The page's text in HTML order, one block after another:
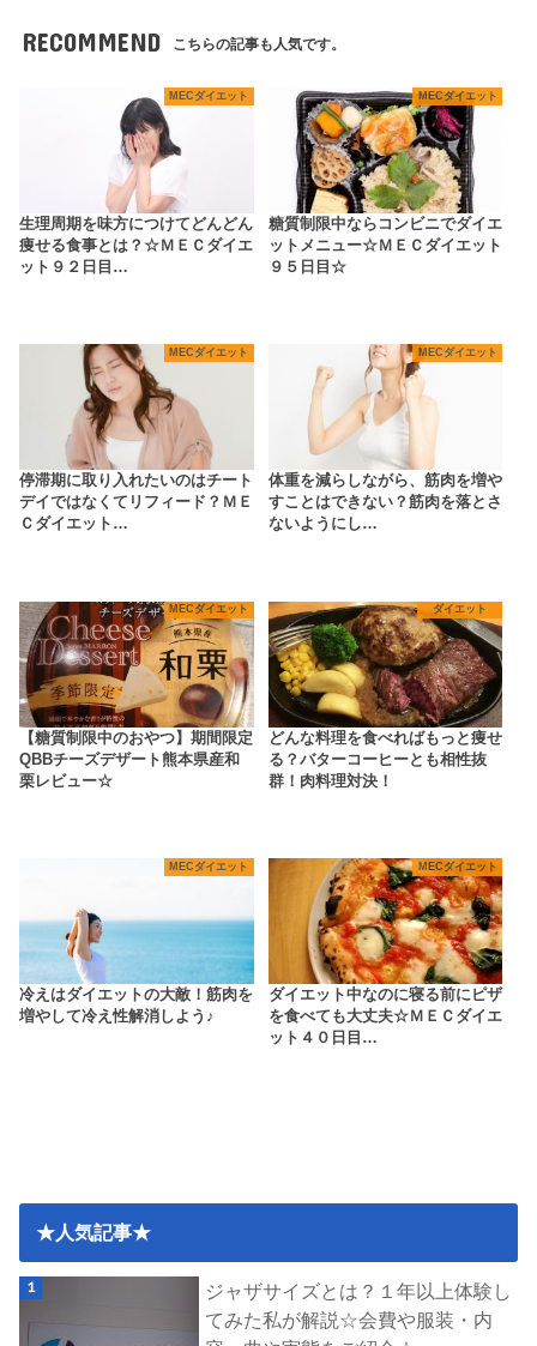
RECOMMEND こちらの記事も人気です。
MECダイエット
生理周期を味方につけてどんどん
痩せる食事とは？☆ＭＥＣダイエ
ット９２日目…
MECダイエット
糖質制限中ならコンビニでダイエ
ットメニュー☆ＭＥＣダイエット
９５日目☆
MECダイエット
停滞期に取り入れたいのはチート
デイではなくてリフィード？ＭＥ
Ｃダイエット…
MECダイエット
体重を減らしながら、筋肉を増や
すことはできない？筋肉を落とさ
ないようにし…
MECダイエット
【糖質制限中のおやつ】期間限定
QBBチーズデザート熊本県産和
栗レビュー☆
ダイエット
どんな料理を食べればもっと痩せ
る？バターコーヒーとも相性抜
群！肉料理対決！
MECダイエット
冷えはダイエットの大敵！筋肉を
増やして冷え性解消しよう♪
MECダイエット
ダイエット中なのに寝る前にピザ
を食べても大丈夫☆ＭＥＣダイエ
ット４０日目…
★人気記事★
ジャザサイズとは？１年以上体験し
てみた私が解説☆会費や服装・内